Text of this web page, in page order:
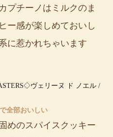
プチーノはミルクのま
ー感が楽しめておいし
に惹かれちゃいます
全部おいしい
めのスパイスクッキー